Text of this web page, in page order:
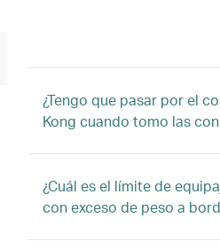
¿Tengo que pasar por el
Kong cuando tomo las
¿Cuál es el límite de
con exceso de peso a